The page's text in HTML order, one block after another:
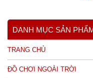
DANH MỤC SẢN
TRANG CHỦ
ĐỒ CHƠI NGOÀI TRỜI